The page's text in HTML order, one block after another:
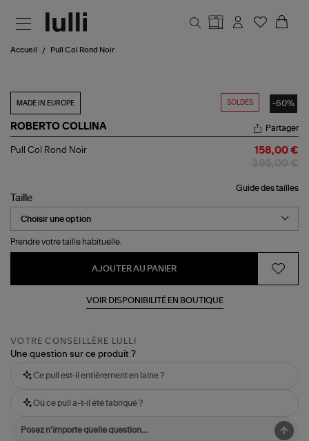
Accueil Pull Col Rond Noir
SOLDES -60%
MADE IN EUROPE
ROBERTO COLLINA
Pull
Partager
Pull Col Rond Noir 158,00 €
Guide des tailles
Taille
Prendre votre taille habituelle.
AJOUTER AU PANIER
VOIR DISPONIBILITÉ EN BOUTIQUE
VOTRE CONSEILLÈRE LULLI
Une question sur ce produit ?
Ce pull est-il entièrement en laine ?
Où ce pull a-t-il été fabriqué ?